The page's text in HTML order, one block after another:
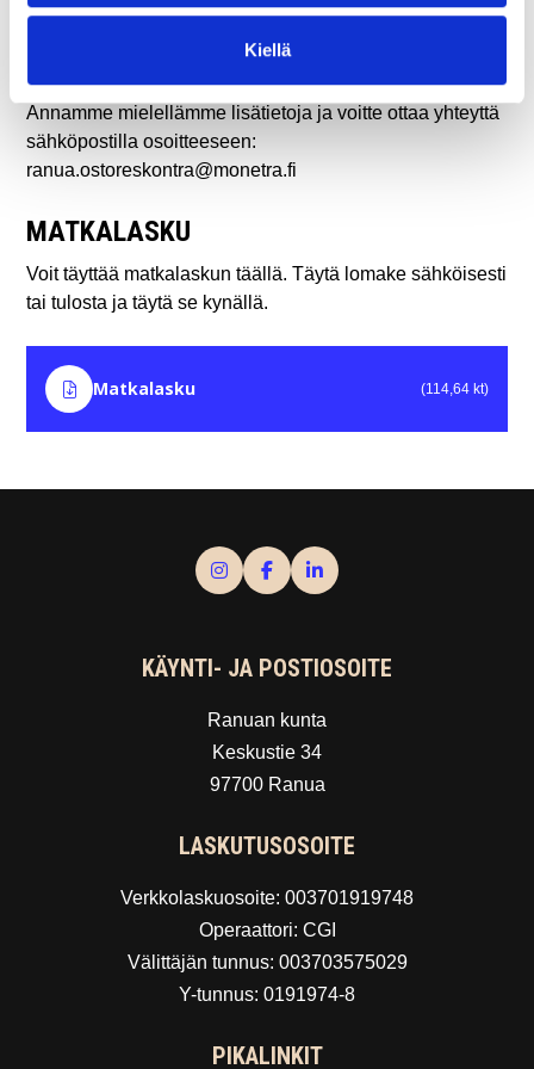
Kiellä
Annamme mielellämme lisätietoja ja voitte ottaa yhteyttä
sähköpostilla osoitteeseen:
ranua.ostoreskontra@monetra.fi
MATKALASKU
Voit täyttää matkalaskun täällä. Täytä lomake sähköisesti
tai tulosta ja täytä se kynällä.
Matkalasku (114,64 kt)
KÄYNTI- JA POSTIOSOITE
Ranuan kunta
Keskustie 34
97700 Ranua
LASKUTUSOSOITE
Verkkolaskuosoite: 003701919748
Operaattori: CGI
Välittäjän tunnus: 003703575029
Y-tunnus: 0191974-8
PIKALINKIT